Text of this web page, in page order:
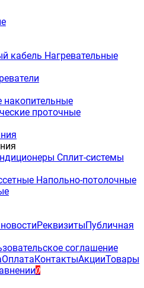
кабель Нагревательные
накопительные
проточные
Сплит-системы
Напольно-потолочные
РеквизитыПубличная
соглашение
ОплатаКонтактыАкцииТовары
0